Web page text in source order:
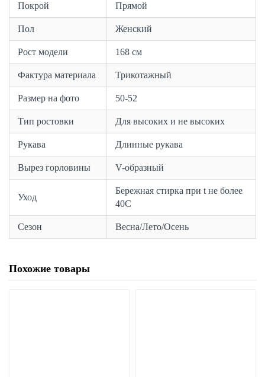
Покрой Прямой
Пол Женский
Рост модели 168 см
Фактура материала Трикотажный
Размер на фото 50-52
Тип ростовки Для высоких и не высоких
Рукава Длинные рукава
Вырез горловины V-образный
Уход
Бережная стирка при t не более
40С
Сезон Весна/Лето/Осень
Похожие товары